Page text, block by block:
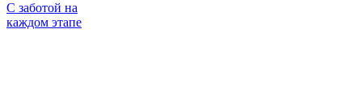
С заботой на
каждом этапе